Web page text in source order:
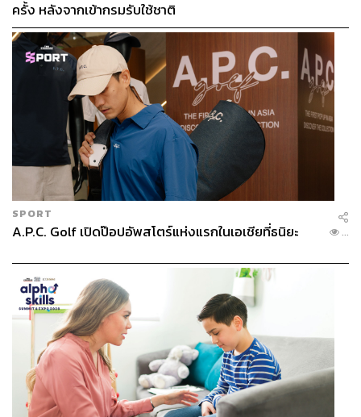
ครั้ง หลังจากเข้ากรมรับใช้ชาติ
SPORT
A.P.C. Golf เปิดป๊อปอัพสโตร์แห่งแรกในเอเชียที่ธนิยะ ...